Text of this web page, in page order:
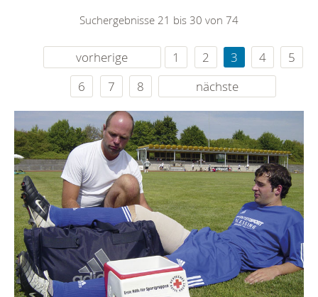
Suchergebnisse 21 bis 30 von 74
vorherige 1 2 3 4
5
6
7 8 nächste